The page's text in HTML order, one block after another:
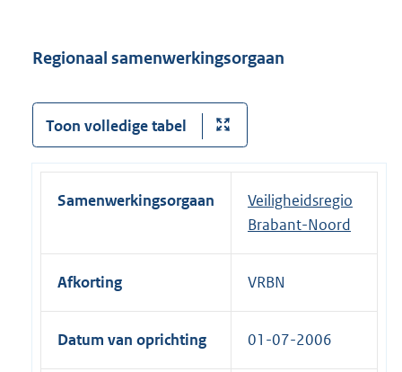
Regionaal samenwerkingsorgaan
Toon volledige tabel
Samenwerkingsorgaan
Veiligheidsregio
Brabant-Noord
Afkorting VRBN
Datum van oprichting 01-07-2006